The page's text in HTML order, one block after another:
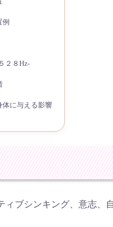
例
２８Hz-
体に与える影響
ィブシンキング、意志、